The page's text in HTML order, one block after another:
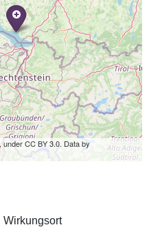
CC BY 3.0. Data by
Wirkungsort